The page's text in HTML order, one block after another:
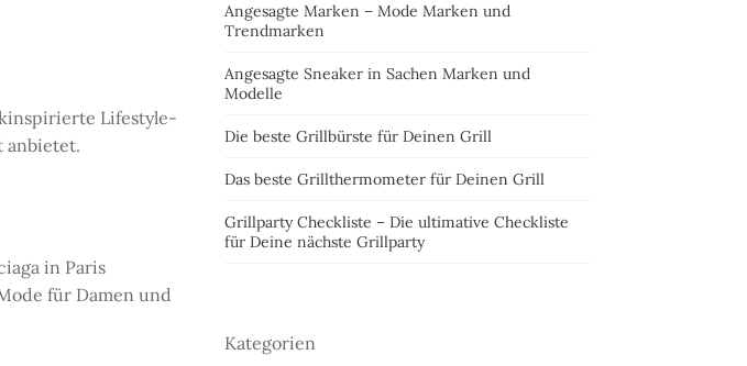
Lifestyle-
anbietet.
in Paris
für Damen und
Angesagte Marken – Mode Marken und
Trendmarken
Angesagte Sneaker in Sachen Marken und
Modelle
Die beste Grillbürste für Deinen Grill
Das beste Grillthermometer für Deinen Grill
Grillparty Checkliste – Die ultimative Checkliste
für Deine nächste Grillparty
Kategorien